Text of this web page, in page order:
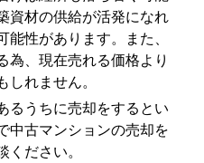
資材の供給が活発になれ
性があります。また、
為、現在売れる価格より
れません。
るうちに売却をするとい
中古マンションの売却を
ださい。